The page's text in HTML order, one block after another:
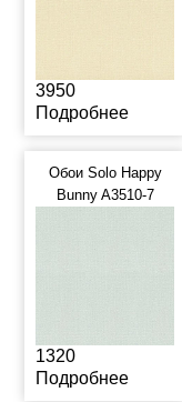
3950
Подробнее
Обои Solo Happy
Bunny A3510-7
1320
Подробнее